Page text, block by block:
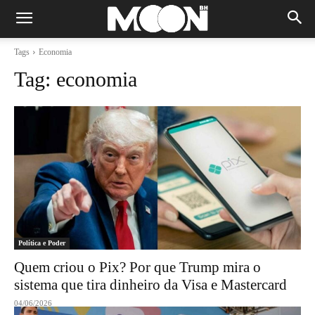
Tags Economia
Tag: economia
Política e Poder
Quem criou o Pix? Por que Trump mira o
sistema que tira dinheiro da Visa e Mastercard
04/06/2026